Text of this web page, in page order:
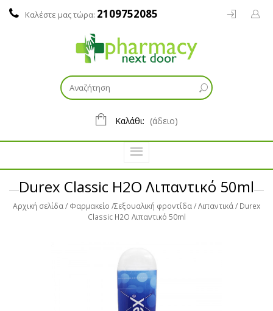
Καλέστε μας τώρα: 2109752085
Καλάθι: (άδειο)
Durex Classic H2O Λιπαντικό 50ml
Αρχική σελίδα Φαρμακείο Σεξουαλική φροντίδα Λιπαντικά
Durex
Classic H2O Λιπαντικό 50ml